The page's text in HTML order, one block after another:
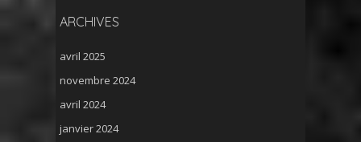
ARCHIVES
avril 2025
novembre 2024
avril 2024
janvier 2024